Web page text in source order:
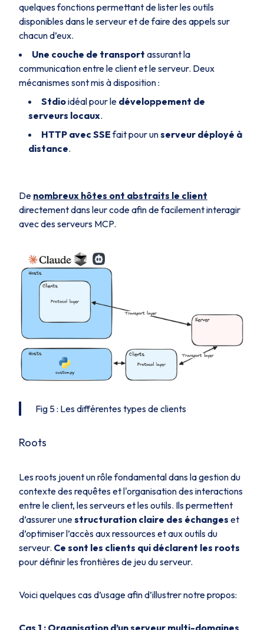
quelques fonctions permettant de lister les outils
disponibles dans le serveur et de faire des appels sur
chacun d’eux.
Une couche de transport assurant la
communication entre le client et le serveur. Deux
mécanismes sont mis à disposition :
Stdioidéal pour le développement de
serveurs locaux.
HTTP avec SSEfait pour unserveur déployé à
distance.
De nombreux hôtes ont abstraits le client
directement dans leur code afin de facilement interagir
avec des serveurs MCP.
Fig 5 : Les différentes types de clients
Roots
Lesroots jouent un rôle fondamental dans la gestion du
contexte des requêtes et l'organisation des interactions
entre le client, les serveurs et les outils. Ils permettent
d’assurer unestructuration claire des échanges et
d’optimiser l’accès aux ressources et aux outils du
serveur. Ce sont les clients qui déclarent les roots
pour définir les frontières de jeu du serveur.
Voici quelques cas d’usage afin d’illustrer notre propos: